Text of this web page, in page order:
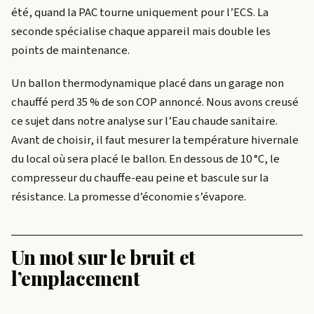
été, quand la PAC tourne uniquement pour l’ECS. La
seconde spécialise chaque appareil mais double les
points de maintenance.
Un ballon thermodynamique placé dans un garage non
chauffé perd 35 % de son COP annoncé. Nous avons creusé
ce sujet dans notre analyse sur l’Eau chaude sanitaire.
Avant de choisir, il faut mesurer la température hivernale
du local où sera placé le ballon. En dessous de 10 °C, le
compresseur du chauffe-eau peine et bascule sur la
résistance. La promesse d’économie s’évapore.
Un mot sur le bruit et
l’emplacement